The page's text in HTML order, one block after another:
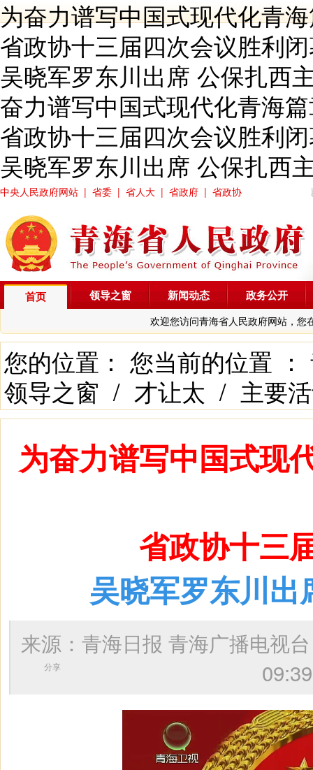
为奋力谱写中国式现代化青
省政协十三届四次会议胜利
吴晓军罗东川出席 公保扎西
奋力谱写中国式现代化青海
省政协十三届四次会议胜利
吴晓军罗东川出席 公保扎西
中央人民政府网站 | 省委 | 省人大 | 省政府 | 省政协
首页
欢迎您访问青海省人民政府网站，您
领导之窗 新闻动态 政务公开
您的位置： 您当前的位置 ：
领导之窗 / 才让太 / 主要
为奋力谱写中国式现
省政协十三
吴晓军罗东川
来源：青海日报 青海广播电
分享